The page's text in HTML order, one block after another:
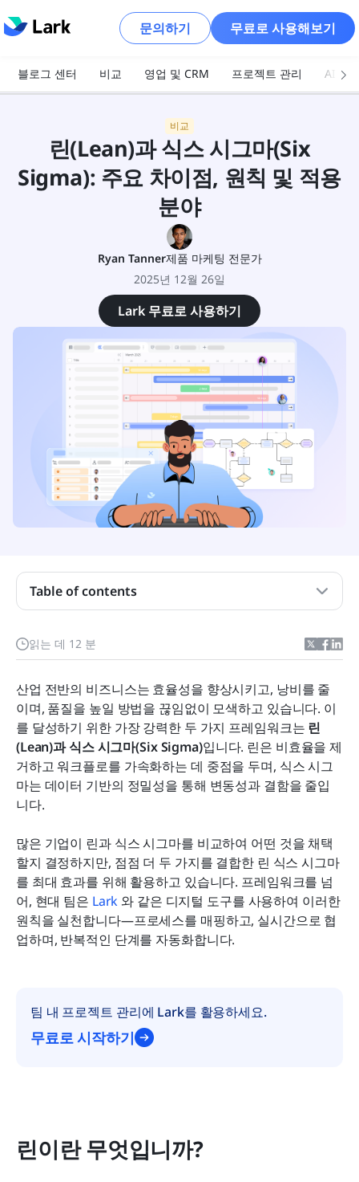
문의하기 무료로 사용해보기
블로그 센터 비교 영업 및 CRM 프로젝트 관리 AI 및
비교
린(Lean)과 식스 시그마(Six
Sigma): 주요 차이점, 원칙 및 적용
분야
Ryan Tanner제품 마케팅 전문가
2025년 12월 26일
Lark 무료로 사용하기
읽는 데 12 분
산업 전반의 비즈니스는 효율성을 향상시키고, 낭비를 줄
이며, 품질을 높일 방법을 끊임없이 모색하고 있습니다. 이
를 달성하기 위한 가장 강력한 두 가지 프레임워크는 린
(Lean)과 식스 시그마(Six Sigma)입니다. 린은 비효율을 제
거하고 워크플로를 가속화하는 데 중점을 두며, 식스 시그
마는 데이터 기반의 정밀성을 통해 변동성과 결함을 줄입
니다.
많은 기업이 린과 식스 시그마를 비교하여 어떤 것을 채택
할지 결정하지만, 점점 더 두 가지를 결합한 린 식스 시그마
를 최대 효과를 위해 활용하고 있습니다. 프레임워크를 넘
어, 현대 팀은 Lark 와 같은 디지털 도구를 사용하여 이러한
원칙을 실천합니다—프로세스를 매핑하고, 실시간으로 협
업하며, 반복적인 단계를 자동화합니다.
팀 내 프로젝트 관리에 Lark를 활용하세요.
무료로 시작하기
린이란 무엇입니까?
Table of contents
린이란 무엇입니까?
식스 시그마란 무엇입니까?
린과 식스 시그마: 차이점은 무엇입니까?
린 식스 시그마란 무엇입니까?
린, 식스 시그마, 그리고 린 식스 시그마의 이점
용해야 하는지
린(Lean)과 식스 시그마(Six Sigma)의 도구와 기법
Lark를 귀하의 린 및 식스 시그마 실행 지원자로서
(심층 분석)
결론
자주 묻는 질문
Lean과 Six Sigma 중 어느 것이 구현하기 더 쉬운가
요?
관련 읽기